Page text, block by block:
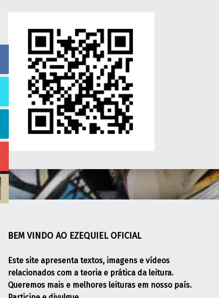
BEM VINDO AO EZEQUIEL OFICIAL
Este site apresenta textos, imagens e vídeos
relacionados com a teoria e prática da leitura.
Queremos mais e melhores leituras em nosso país.